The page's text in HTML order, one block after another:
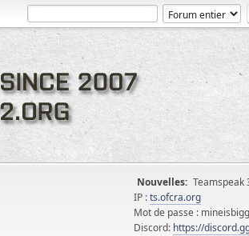
Nouvelles: Teamspeak
IP :ts.ofcra.org
Mot de passe :
Discord: https://